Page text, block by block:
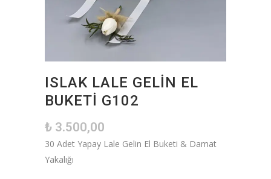
ISLAK LALE GELIN EL
BUKETI G102
₺ 3.500,00
30 Adet Yapay Lale Gelin El Buketi & Damat
Yakalığı